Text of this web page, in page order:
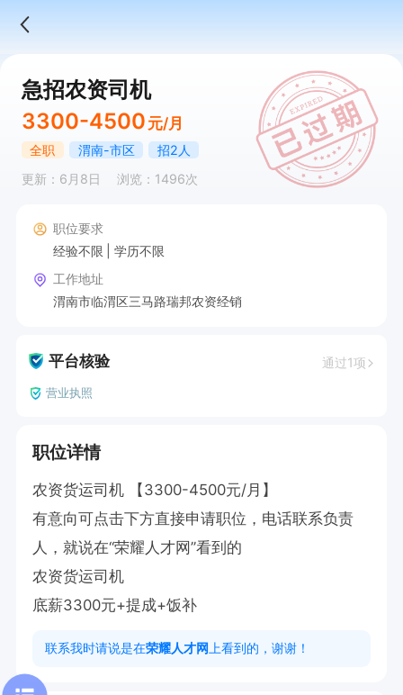
急招农资司机
3300-4500 元/月
全职 渭南-市区
招2人
更新：6月8日
浏览：1496次
职位要求
经验不限
学历不限
工作地址
渭南市临渭区三马路瑞邦农资经销
平台核验 通过1项
营业执照
职位详情
农资货运司机 【3300-4500元/月】
有意向可点击下方直接申请职位，电话联系负责
人，就说在“荣耀人才网”看到的
农资货运司机
底薪3300元+提成+饭补
联系我时请说是在荣耀人才网 上看到的，谢谢！